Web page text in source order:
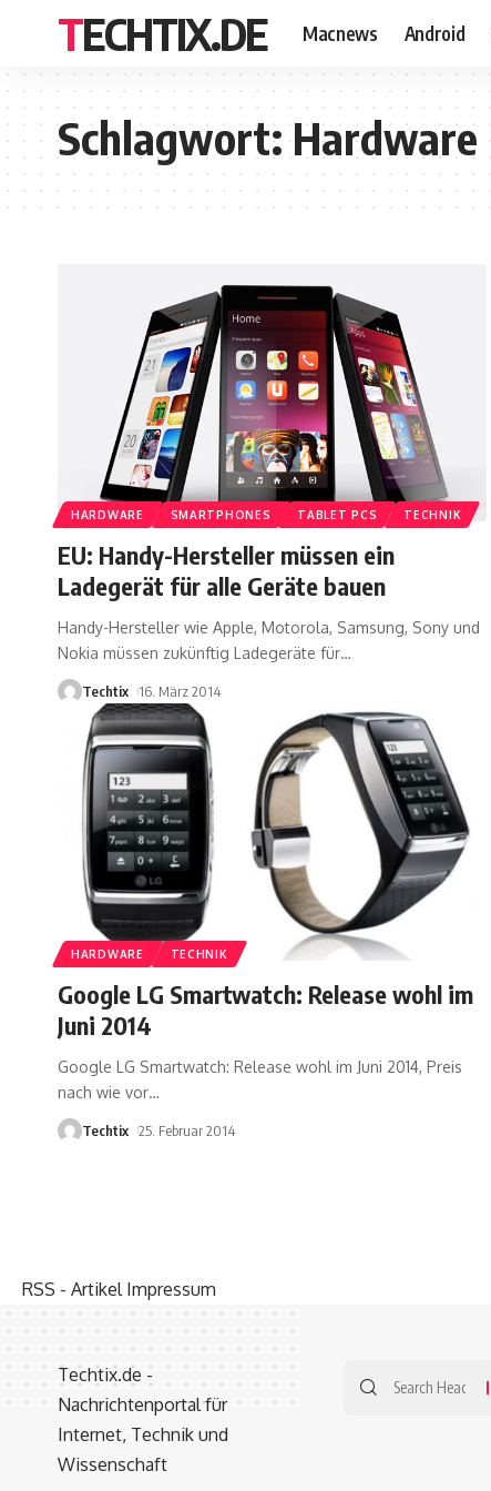
TECHTIX.DE Macnews Android
Schlagwort:Hardware
HARDWARE SMARTPHONES TABLET PCS TECHNIK
EU: Handy-Hersteller müssen ein
Ladegerät für alle Geräte bauen
Handy-Hersteller wie Apple, Motorola, Samsung, Sony und
Nokia müssen zukünftig Ladegeräte für…
Techtix 16. März 2014
HARDWARE TECHNIK
Google LG Smartwatch: Release wohl im
Juni 2014
Google LG Smartwatch: Release wohl im Juni 2014, Preis
nach wie vor…
Techtix 25. Februar 2014
RSS - Artikel Impressum
Techtix.de -
Nachrichtenportal für
Internet, Technik und
Wissenschaft